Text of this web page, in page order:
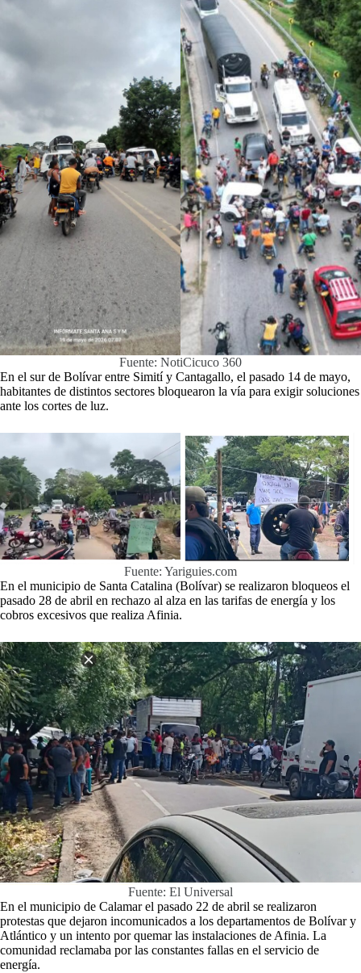
Fuente: NotiCicuco 360
En el sur de Bolívar entre Simití y Cantagallo, el pasado 14 de mayo,
habitantes de distintos sectores bloquearon la vía para exigir soluciones
ante los cortes de luz.
Fuente: Yariguies.com
En el municipio de Santa Catalina (Bolívar) se realizaron bloqueos el
pasado 28 de abril en rechazo al alza en las tarifas de energía y los
cobros excesivos que realiza Afinia.
Fuente: El Universal
En el municipio de Calamar el pasado 22 de abril se realizaron
protestas que dejaron incomunicados a los departamentos de Bolívar y
Atlántico y un intento por quemar las instalaciones de Afinia. La
comunidad reclamaba por las constantes fallas en el servicio de
energía.